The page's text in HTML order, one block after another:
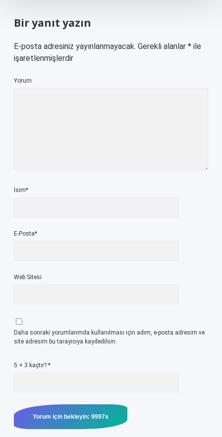
Bir yanıt yazın
E-posta adresiniz yayınlanmayacak. Gerekli alanlar * ile
işaretlenmişlerdir
Yorum
İsim*
E-Posta*
Web Sitesi
Daha sonraki yorumlarımda kullanılması için adım, e-posta adresim ve
site adresim bu tarayıcıya kaydedilsin.
5 + 3 kaçtır? *